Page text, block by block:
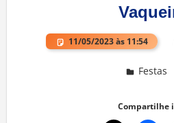
11/05/2023 às 11:54
Festas
Compartilhe